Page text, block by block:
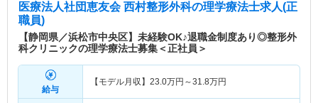
医療法人社団恵友会 西村整形外科の理学療法士求人(正
職員)
【静岡県／浜松市中央区】未経験OK♪退職金制度あり◎整形外
科クリニックの理学療法士募集＜正社員＞
給与
【モデル月収】 23.0万円～31.8万円